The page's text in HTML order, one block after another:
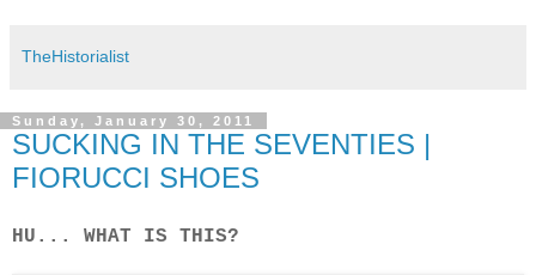
TheHistorialist
Sunday, January 30, 2011
SUCKING IN THE SEVENTIES |
FIORUCCI SHOES
HU... WHAT IS THIS?